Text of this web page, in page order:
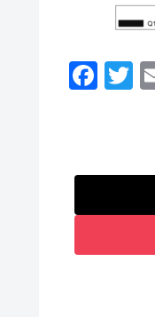
F
o
T